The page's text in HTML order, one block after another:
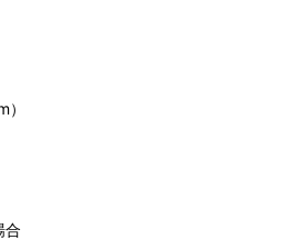
合